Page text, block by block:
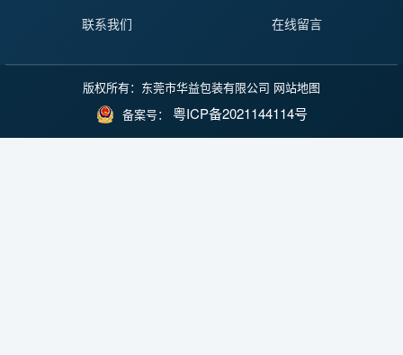
联系我们 在线留言
版权所有：东莞市华益包装有限公司 网站地图
备案号： 粤ICP备2021144114号